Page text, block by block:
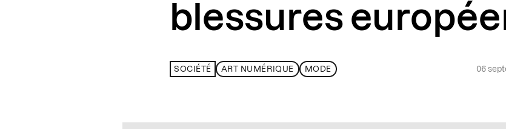
blessures
SOCIÉTÉ ART NUMÉRIQUE MODE 06